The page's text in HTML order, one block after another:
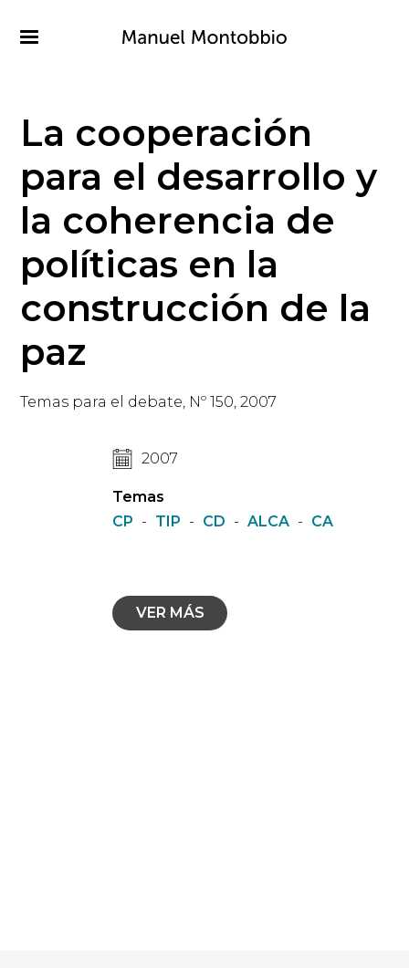
contenido
La cooperación
para el desarrollo y
la coherencia de
políticas en la
construcción de la
paz
Temas para el debate, Nº 150, 2007
2007
Temas
CP - TIP - CD - ALCA - CA
VER MÁS